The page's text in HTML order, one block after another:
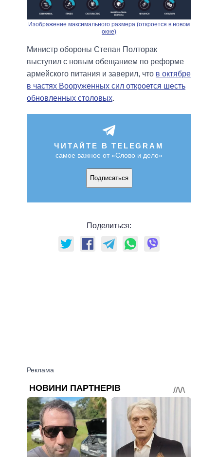
Изображение максимального размера (откроется в новом
окне)
Министр обороны Степан Полторак
выступил с новым обещанием по реформе
армейского питания и заверил, что в октябре
в частях Вооруженных сил откроется шесть
обновленных столовых.
ЧИТАЙТЕ В TELEGRAM
самое важное от «Слово и дело»
Подписаться
Поделиться: